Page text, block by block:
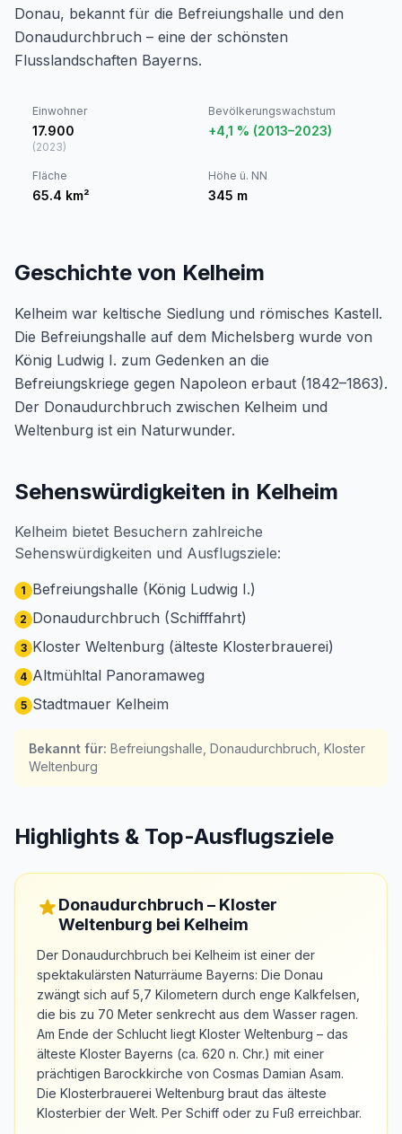
Donau, bekannt für die Befreiungshalle und den
Donaudurchbruch – eine der schönsten
Flusslandschaften Bayerns.
Einwohner
17.900
(2023)
Bevölkerungswachstum
+4,1 % (2013–2023)
Fläche
65.4 km²
Höhe ü. NN
345 m
Geschichte von Kelheim
Kelheim war keltische Siedlung und römisches Kastell.
Die Befreiungshalle auf dem Michelsberg wurde von
König Ludwig I. zum Gedenken an die
Befreiungskriege gegen Napoleon erbaut (1842–1863).
Der Donaudurchbruch zwischen Kelheim und
Weltenburg ist ein Naturwunder.
Sehenswürdigkeiten in Kelheim
Kelheim bietet Besuchern zahlreiche
Sehenswürdigkeiten und Ausflugsziele:
1 Befreiungshalle (König Ludwig I.)
2 Donaudurchbruch (Schifffahrt)
3 Kloster Weltenburg (älteste Klosterbrauerei)
4 Altmühltal Panoramaweg
5 Stadtmauer Kelheim
Bekannt für: Befreiungshalle, Donaudurchbruch, Kloster
Weltenburg
Highlights & Top-Ausflugsziele
Donaudurchbruch – Kloster
Weltenburg bei Kelheim
Der Donaudurchbruch bei Kelheim ist einer der
spektakulärsten Naturräume Bayerns: Die Donau
zwängt sich auf 5,7 Kilometern durch enge Kalkfelsen,
die bis zu 70 Meter senkrecht aus dem Wasser ragen.
Am Ende der Schlucht liegt Kloster Weltenburg – das
älteste Kloster Bayerns (ca. 620 n. Chr.) mit einer
prächtigen Barockkirche von Cosmas Damian Asam.
Die Klosterbrauerei Weltenburg braut das älteste
Klosterbier der Welt. Per Schiff oder zu Fuß erreichbar.